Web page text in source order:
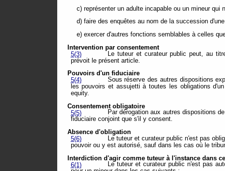
c) représenter un adulte incapable ou un mineur qui
d) faire des enquêtes au nom de la succession
e) exercer d'autres fonctions semblables à celles
Intervention par consentement
5(3)
Le tuteur et curateur public peut, au
prévoit le présent article.
Pouvoirs d'un fiduciaire
5(4)
Sous réserve des autres dispositions
les pouvoirs et assujetti à toutes les obligations
equity.
Consentement obligatoire
5(5)
Par dérogation aux autres dispositions
fiduciaire conjoint que s'il y consent.
Absence d'obligation
5(6)
Le tuteur et curateur public n'est pas
pouvoir ou y est autorisé, sauf dans les cas où le
Interdiction d'agir comme tuteur à l'instance dans
6(1)
Le tuteur et curateur public n'est pas